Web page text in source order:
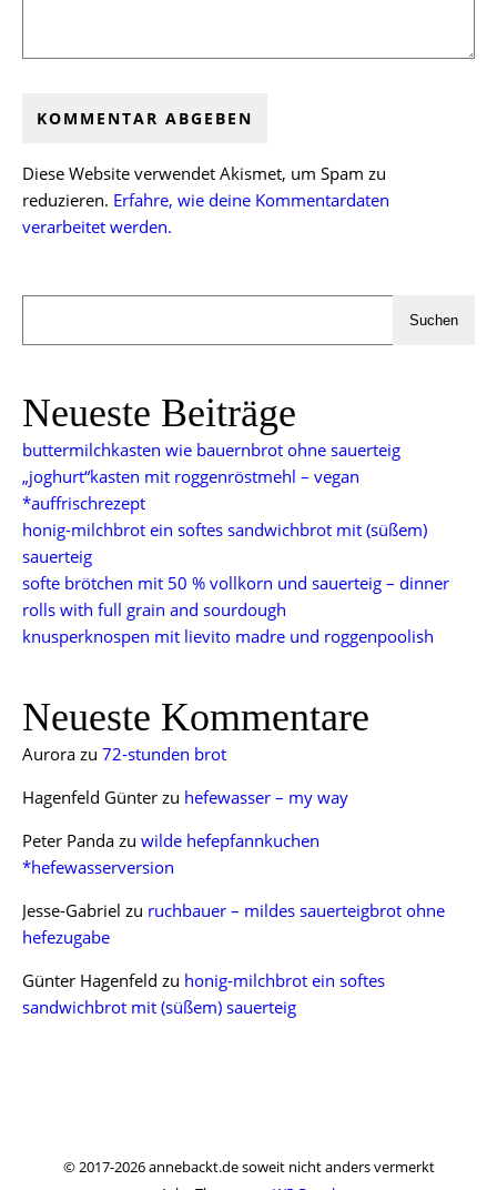
Diese Website verwendet Akismet, um Spam zu
reduzieren. Erfahre, wie deine Kommentardaten
verarbeitet werden.
Suchen
Neueste Beiträge
buttermilchkasten wie bauernbrot ohne sauerteig
„joghurt“kasten mit roggenröstmehl – vegan
*auffrischrezept
honig-milchbrot ein softes sandwichbrot mit (süßem)
sauerteig
softe brötchen mit 50 % vollkorn und sauerteig – dinner
rolls with full grain and sourdough
knusperknospen mit lievito madre und roggenpoolish
Neueste Kommentare
Aurora zu 72-stunden brot
Hagenfeld Günter zu hefewasser – my way
Peter Panda zu wilde hefepfannkuchen
*hefewasserversion
Jesse-Gabriel zu ruchbauer – mildes sauerteigbrot ohne
hefezugabe
Günter Hagenfeld zu honig-milchbrot ein softes
sandwichbrot mit (süßem) sauerteig
© 2017-2026 annebackt.de soweit nicht anders vermerkt